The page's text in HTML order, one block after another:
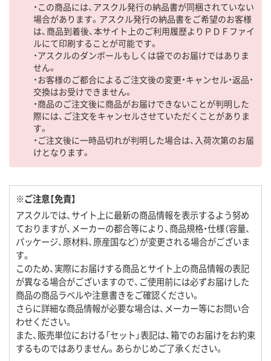
・この商品には、アスクル発行の納品書が同梱されていない
場合があります。アスクル発行の納品書をご希望のお客様
は、商品到着後、本サイト上のご利用履歴よりＰＤＦファイ
ルにて印刷することが可能です。
・アスクルのダンボールもしくは袋でのお届けではありま
せん。
・お客様のご都合によるご注文後の変更・キャンセル・返品・
交換はお受けできません。
・商品のご注文後に商品がお届けできないことが判明した
際には、ご注文をキャンセルさせていただくことがありま
す。
・ご注文後に一時品切れが判明した場合は、入荷次第のお届
けとなります。
※ご注意【免責】
アスクルでは、サイト上に最新の商品情報を表示するよう努め
ておりますが、メーカーの都合等により、商品規格・仕様（容量、
パッケージ、原材料、原産国など）が変更される場合がございま
す。
このため、実際にお届けする商品とサイト上の商品情報の表記
が異なる場合がございますので、ご使用前には必ずお届けした
商品の商品ラベルや注意書きをご確認ください。
さらに詳細な商品情報が必要な場合は、メーカー等にお問い合
わせください。
また、販売単位における「セット」表記は、箱でのお届けをお約束
するものではありません。あらかじめご了承ください。